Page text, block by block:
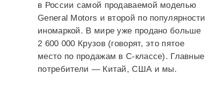
в России самой продаваемой моделью
General Motors и второй по популярности
иномаркой. В мире уже продано больше
2 600 000 Крузов (говорят, это пятое
место по продажам в C-классе). Главные
потребители — Китай, США и мы.